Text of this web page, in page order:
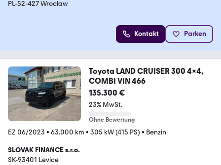
PL-52-427 Wrocław
Kontakt Parken
Toyota LAND CRUISER 300 4x4,
COMBI VIN 466
135.300 €
23% MwSt.
Ohne Bewertung
EZ 06/2023 • 63.000 km • 305 kW (415 PS) • Benzin
SLOVAK FINANCE s.r.o.
SK-93401 Levice